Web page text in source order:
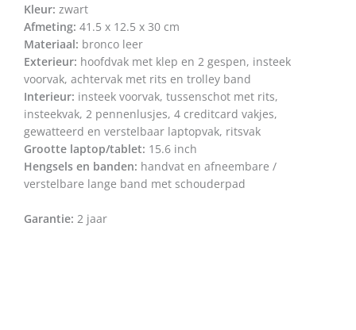
Kleur: zwart
Afmeting: 41.5 x 12.5 x 30 cm
Materiaal: bronco leer
Exterieur: hoofdvak met klep en 2 gespen, insteek
voorvak, achtervak met rits en trolley band
Interieur: insteek voorvak, tussenschot met rits,
insteekvak, 2 pennenlusjes, 4 creditcard vakjes,
gewatteerd en verstelbaar laptopvak, ritsvak
Grootte laptop/tablet: 15.6 inch
Hengsels en banden: handvat en afneembare /
verstelbare lange band met schouderpad
Garantie: 2 jaar